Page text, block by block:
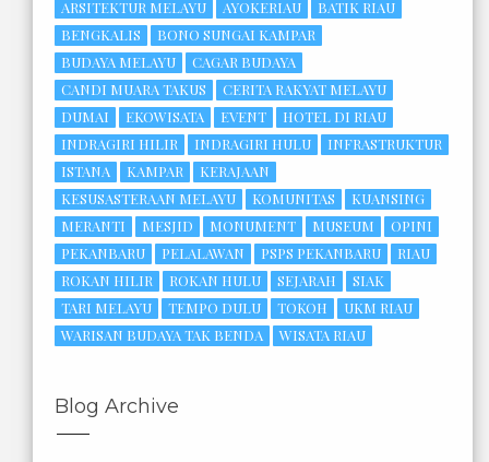
ARSITEKTUR MELAYU AYOKERIAU
BATIK RIAU
BENGKALIS
BONO SUNGAI KAMPAR
BUDAYA MELAYU
CAGAR BUDAYA
CANDI MUARA TAKUS
CERITA RAKYAT MELAYU
DUMAI
EKOWISATA EVENT
HOTEL DI RIAU
INDRAGIRI HILIR
INDRAGIRI HULU
INFRASTRUKTUR
ISTANA
KAMPAR
KERAJAAN
KESUSASTERAAN MELAYU
KOMUNITAS
KUANSING
MERANTI
MESJID MONUMENT MUSEUM
OPINI
PEKANBARU
PELALAWAN PSPS PEKANBARU
RIAU
ROKAN HILIR
ROKAN HULU SEJARAH
SIAK
TARI MELAYU
TEMPO DULU TOKOH
UKM RIAU
WARISAN BUDAYA TAK BENDA
WISATA RIAU
Blog Archive